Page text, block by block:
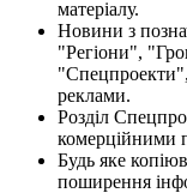
матеріалу.
Новини з
"Регіони",
реклами.
Розділ
комерційними
Будь яке
поширення